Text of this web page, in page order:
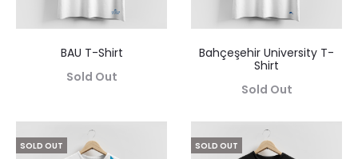
BAU T-Shirt
Sold Out
Bahçeşehir University T-
Shirt
Sold Out
SOLD OUT SOLD OUT